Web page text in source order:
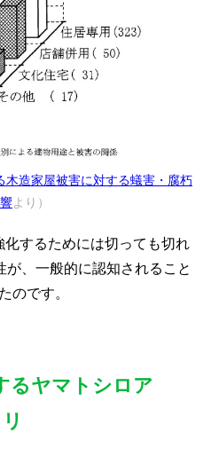
木造家屋被害に対する蟻害・腐朽
より）
するためには切っても切れ
が、一般的に認知されること
のです。
るヤマトシロア
リ